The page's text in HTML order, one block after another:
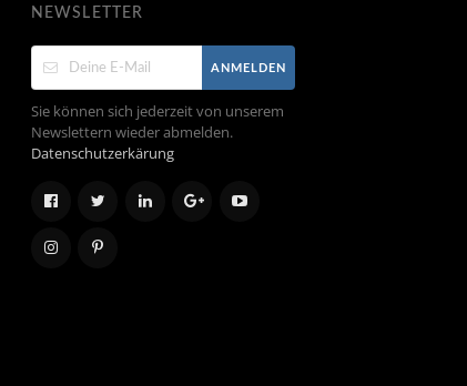
NEWSLETTER
ANMELDEN
Sie können sich jederzeit von unserem
Newslettern wieder abmelden.
Datenschutzerkärung